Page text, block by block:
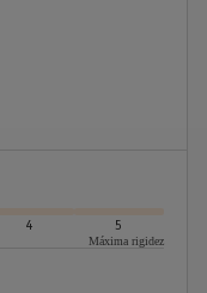
4 5
Máxima rigidez